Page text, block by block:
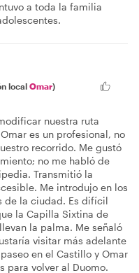
a toda la familia
local Omar)
nuestra ruta
es un profesional, no
recorrido. Me gustó
no me habló de
Transmitió la
Me introdujo en los
de la ciudad. Es difícil
la Capilla Sixtina de
la palma. Me señaló
visitar más adelante
en el Castillo y Omar
para volver al Duomo.